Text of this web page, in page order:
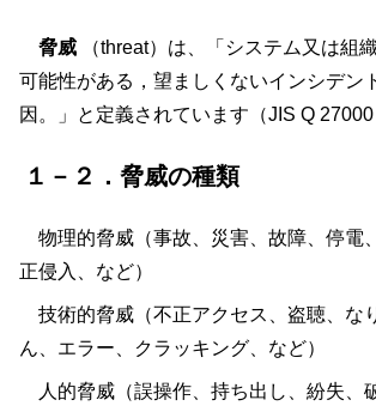
脅威
（threat）は、「システム又は組
可能性がある，望ましくないインシデン
因。」と定義されています（JIS Q 27000
１－２．脅威の種類
物理的脅威（事故、災害、故障、停電
正侵入、など）
技術的脅威（不正アクセス、盗聴、な
ん、エラー、クラッキング、など）
人的脅威（誤操作、持ち出し、紛失、